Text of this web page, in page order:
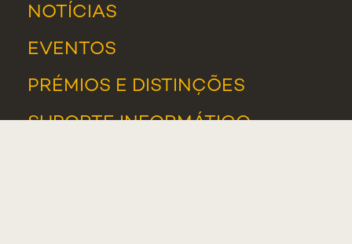
NOTÍCIAS
EVENTOS
PRÉMIOS E DISTINÇÕES
SUPORTE INFORMÁTICO